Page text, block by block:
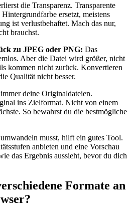
die Transparenz. Transparente
ersetzt, meistens
ist verlustbehaftet. Mach das nur,
brauchst.
zu JPEG oder PNG: Das
Aber die Datei wird größer, nicht
kommen nicht zurück. Konvertieren
Qualität nicht besser.
deine Originaldateien.
ins Zielformat. Nicht von einem
So bewahrst du die bestmögliche
musst, hilft ein gutes Tool.
anbieten und eine Vorschau
das Ergebnis aussieht, bevor du dich
Formate an